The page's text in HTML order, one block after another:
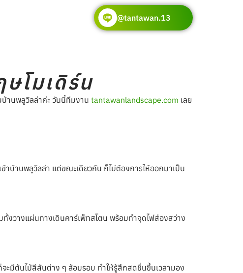
@tantawan.13
โมเดิร์น
านพลูวิลล่าค่ะ วันนี้ทีมงาน tantawanlandscape.com เลย
าบ้านพลูวิลล่า แต่ขณะเดียวกัน ก็ไม่ต้องการให้ออกมาเป็น
งวางแผ่นทางเดินคาร์เพ็ทสโตน พร้อมทำจุดไฟส่องสว่าง
ะมีต้นไม้สีสันต่าง ๆ ล้อมรอบ ทำให้รู้สึกสดชื่นขึ้นเวลามอง